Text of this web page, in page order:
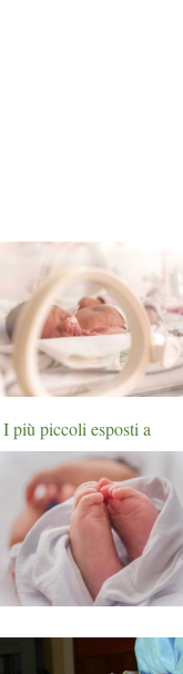
I più piccoli esposti a